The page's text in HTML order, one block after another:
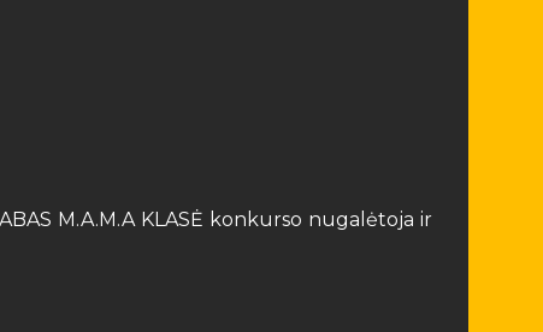
M.A.M.A KLASĖ konkurso nugalėtoja ir